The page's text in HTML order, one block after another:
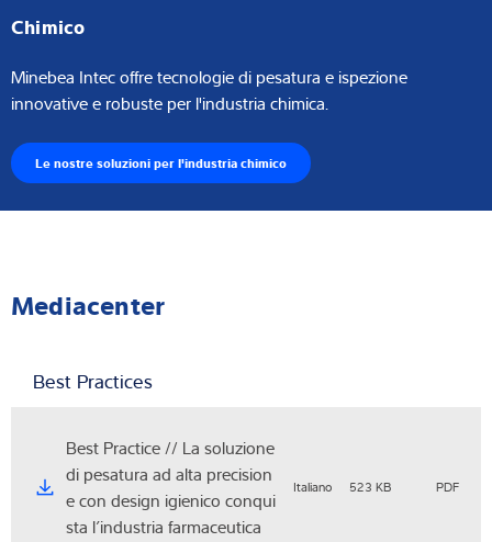
Chimico
Minebea Intec offre tecnologie di pesatura e ispezione
innovative e robuste per l'industria chimica.
Le nostre soluzioni per l'industria chimico
Mediacenter
Best Practices
Best Practice // La soluzione
di pesatura ad alta precision
e con design igienico conqui
sta l’industria farmaceutica
Italiano 523 KB PDF